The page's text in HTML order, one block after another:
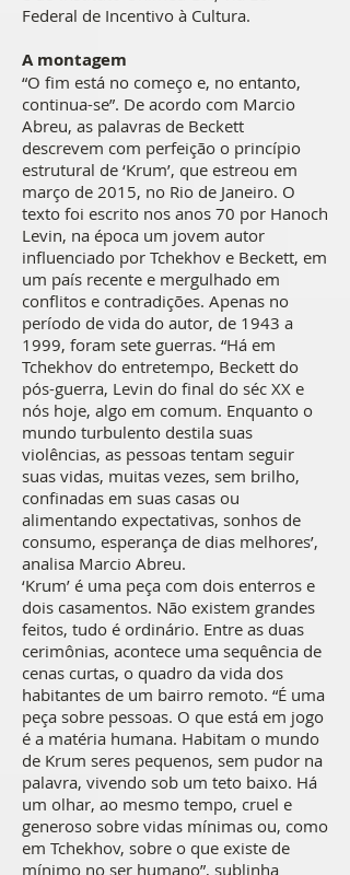
Federal de Incentivo à Cultura.
A montagem
“O fim está no começo e, no entanto,
continua-se”. De acordo com Marcio
Abreu, as palavras de Beckett
descrevem com perfeição o princípio
estrutural de ‘Krum’, que estreou em
março de 2015, no Rio de Janeiro. O
texto foi escrito nos anos 70 por Hanoch
Levin, na época um jovem autor
influenciado por Tchekhov e Beckett, em
um país recente e mergulhado em
conflitos e contradições. Apenas no
período de vida do autor, de 1943 a
1999, foram sete guerras. “Há em
Tchekhov do entretempo, Beckett do
pós-guerra, Levin do final do séc XX e
nós hoje, algo em comum. Enquanto o
mundo turbulento destila suas
violências, as pessoas tentam seguir
suas vidas, muitas vezes, sem brilho,
confinadas em suas casas ou
alimentando expectativas, sonhos de
consumo, esperança de dias melhores’,
analisa Marcio Abreu.
‘Krum’ é uma peça com dois enterros e
dois casamentos. Não existem grandes
feitos, tudo é ordinário. Entre as duas
cerimônias, acontece uma sequência de
cenas curtas, o quadro da vida dos
habitantes de um bairro remoto. “É uma
peça sobre pessoas. O que está em jogo
é a matéria humana. Habitam o mundo
de Krum seres pequenos, sem pudor na
palavra, vivendo sob um teto baixo. Há
um olhar, ao mesmo tempo, cruel e
generoso sobre vidas mínimas ou, como
em Tchekhov, sobre o que existe de
mínimo no ser humano”, sublinha